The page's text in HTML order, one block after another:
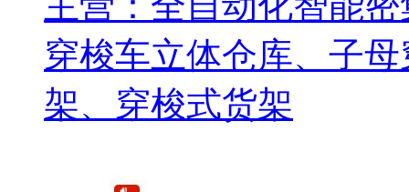
穿梭车立体仓库、子
架、穿梭式货架